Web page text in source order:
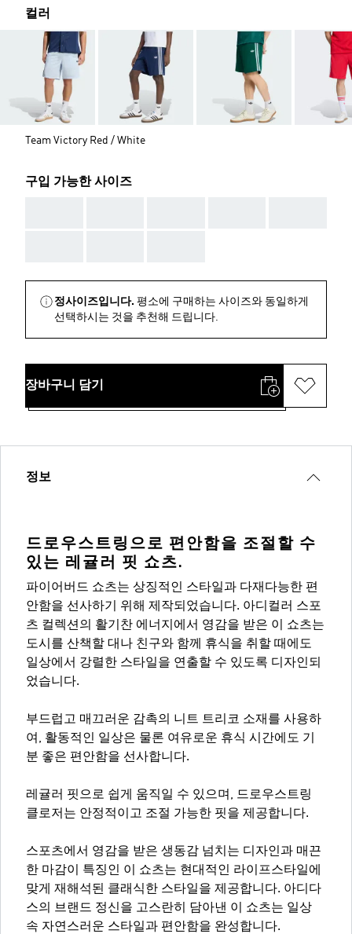
컬러
Team Victory Red / White
구입 가능한 사이즈
정사이즈입니다. 평소에 구매하는 사이즈와 동일하게
선택하시는 것을 추천해 드립니다.
장바구니 담기
정보
드로우스트링으로 편안함을 조절할 수
있는 레귤러 핏 쇼츠.
파이어버드 쇼츠는 상징적인 스타일과 다재다능한 편
안함을 선사하기 위해 제작되었습니다. 아디컬러 스포
츠 컬렉션의 활기찬 에너지에서 영감을 받은 이 쇼츠는
도시를 산책할 대나 친구와 함께 휴식을 취할 때에도
일상에서 강렬한 스타일을 연출할 수 있도록 디자인되
었습니다.
부드럽고 매끄러운 감촉의 니트 트리코 소재를 사용하
여, 활동적인 일상은 물론 여유로운 휴식 시간에도 기
분 좋은 편안함을 선사합니다.
레귤러 핏으로 쉽게 움직일 수 있으며, 드로우스트링
클로저는 안정적이고 조절 가능한 핏을 제공합니다.
스포츠에서 영감을 받은 생동감 넘치는 디자인과 매끈
한 마감이 특징인 이 쇼츠는 현대적인 라이프스타일에
맞게 재해석된 클래식한 스타일을 제공합니다. 아디다
스의 브랜드 정신을 고스란히 담아낸 이 쇼츠는 일상
속 자연스러운 스타일과 편안함을 완성합니다.